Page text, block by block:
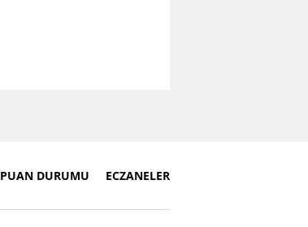
PUAN DURUMU ECZANELER